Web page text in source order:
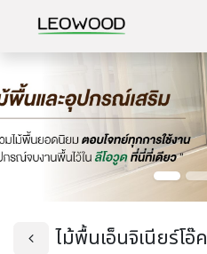
ไม้พื้นเอ็นจิเนียร์โอ๊ค